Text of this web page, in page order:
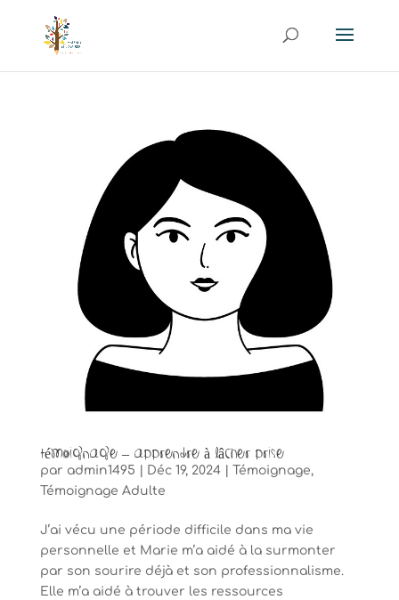
Témoignage – Apprendre à lâcher prise
par admin1495 Déc 19, 2024| Témoignage,
Témoignage Adulte
J’ai vécu une période difficile dans ma vie
personnelle et Marie m’a aidé à la surmonter
par son sourire déjà et son professionnalisme.
Elle m’a aidé à trouver les ressources